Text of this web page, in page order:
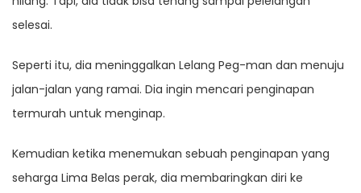
selesai.
Seperti itu, dia meninggalkan Lelang Peg-man dan menuju
jalan-jalan yang ramai. Dia ingin mencari penginapan
termurah untuk menginap.
Kemudian ketika menemukan sebuah penginapan yang
seharga Lima Belas perak, dia membaringkan diri ke